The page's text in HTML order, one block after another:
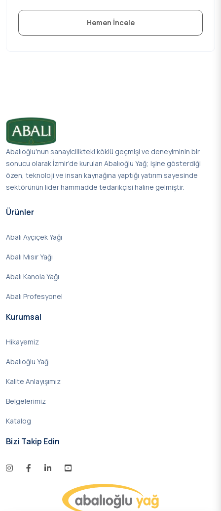
Hemen İncele
Abalıoğlu'nun sanayicilikteki köklü geçmişi ve deneyiminin bir
sonucu olarak İzmir'de kurulan Abalıoğlu Yağ; işine gösterdiği
özen, teknoloji ve insan kaynağına yaptığı yatırım sayesinde
sektörünün lider hammadde tedarikçisi haline gelmiştir.
Ürünler
Abalı Ayçiçek Yağı
Abalı Mısır Yağı
Abalı Kanola Yağı
Abalı Profesyonel
Kurumsal
Hikayemiz
Abalıoğlu Yağ
Kalite Anlayışımız
Belgelerimiz
Katalog
Bizi Takip Edin